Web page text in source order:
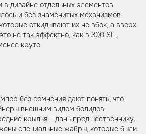
в дизайне отдельных элементов
и без знаменитых механизмов
откидывают их не вбок, а вверх.
не так эффектно, как в 300 SL,
круто.
без сомнения дают понять, что
внешним видом болидов
крылья – дань предшественнику.
специальные жабры, которые были